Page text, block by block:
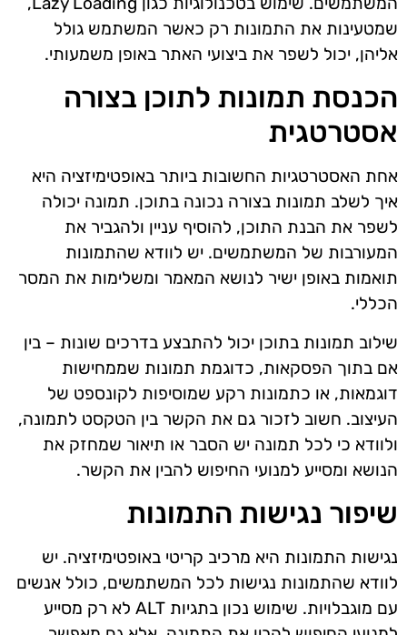
שמטעינות את התמונות רק כאשר המשתמש גולל
אליהן, יכול לשפר את ביצועי האתר באופן משמעותי.
הכנסת תמונות לתוכן בצורה
אסטרטגית
אחת האסטרטגיות החשובות ביותר באופטימיזציה היא
איך לשלב תמונות בצורה נכונה בתוכן. תמונה יכולה
לשפר את הבנת התוכן, להוסיף עניין ולהגביר את
המעורבות של המשתמשים. יש לוודא שהתמונות
תואמות באופן ישיר לנושא המאמר ומשלימות את המסר
הכללי.
שילוב תמונות בתוכן יכול להתבצע בדרכים שונות – בין
אם בתוך הפסקאות, כדוגמת תמונות שממחישות
דוגמאות, או כתמונות רקע שמוסיפות לקונספט של
העיצוב. חשוב לזכור גם את הקשר בין הטקסט לתמונה,
ולוודא כי לכל תמונה יש הסבר או תיאור שמחזק את
הנושא ומסייע למנועי החיפוש להבין את הקשר.
שיפור נגישות התמונות
נגישות התמונות היא מרכיב קריטי באופטימיזציה. יש
לוודא שהתמונות נגישות לכל המשתמשים, כולל אנשים
עם מוגבלויות. שימוש נכון בתגיות ALT לא רק מסייע